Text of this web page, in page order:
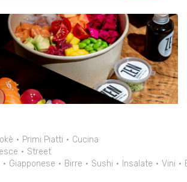
Primi Piatti
Cucina
Street
Giapponese Birre Sushi Insalate Vini